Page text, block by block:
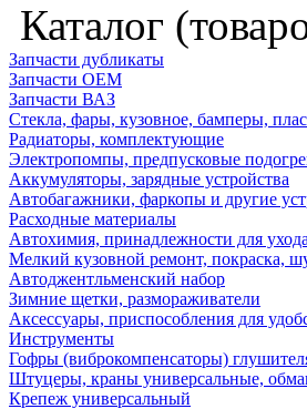
Каталог
Запчасти дубликаты
Запчасти ОЕМ
Запчасти ВАЗ
Стекла, фары, кузовное, бамперы,
Радиаторы, комплектующие
Электропомпы, предпусковые
Аккумуляторы, зарядные устройства
Автобагажники, фаркопы и другие
Расходные материалы
Автохимия, принадлежности для
Мелкий кузовной ремонт, покраска,
Автоджентльменский набор
Зимние щетки, размораживатели
Аксессуары, приспособления для
Инструменты
Гофры (виброкомпенсаторы)
Штуцеры, краны универсальные,
Крепеж универсальный